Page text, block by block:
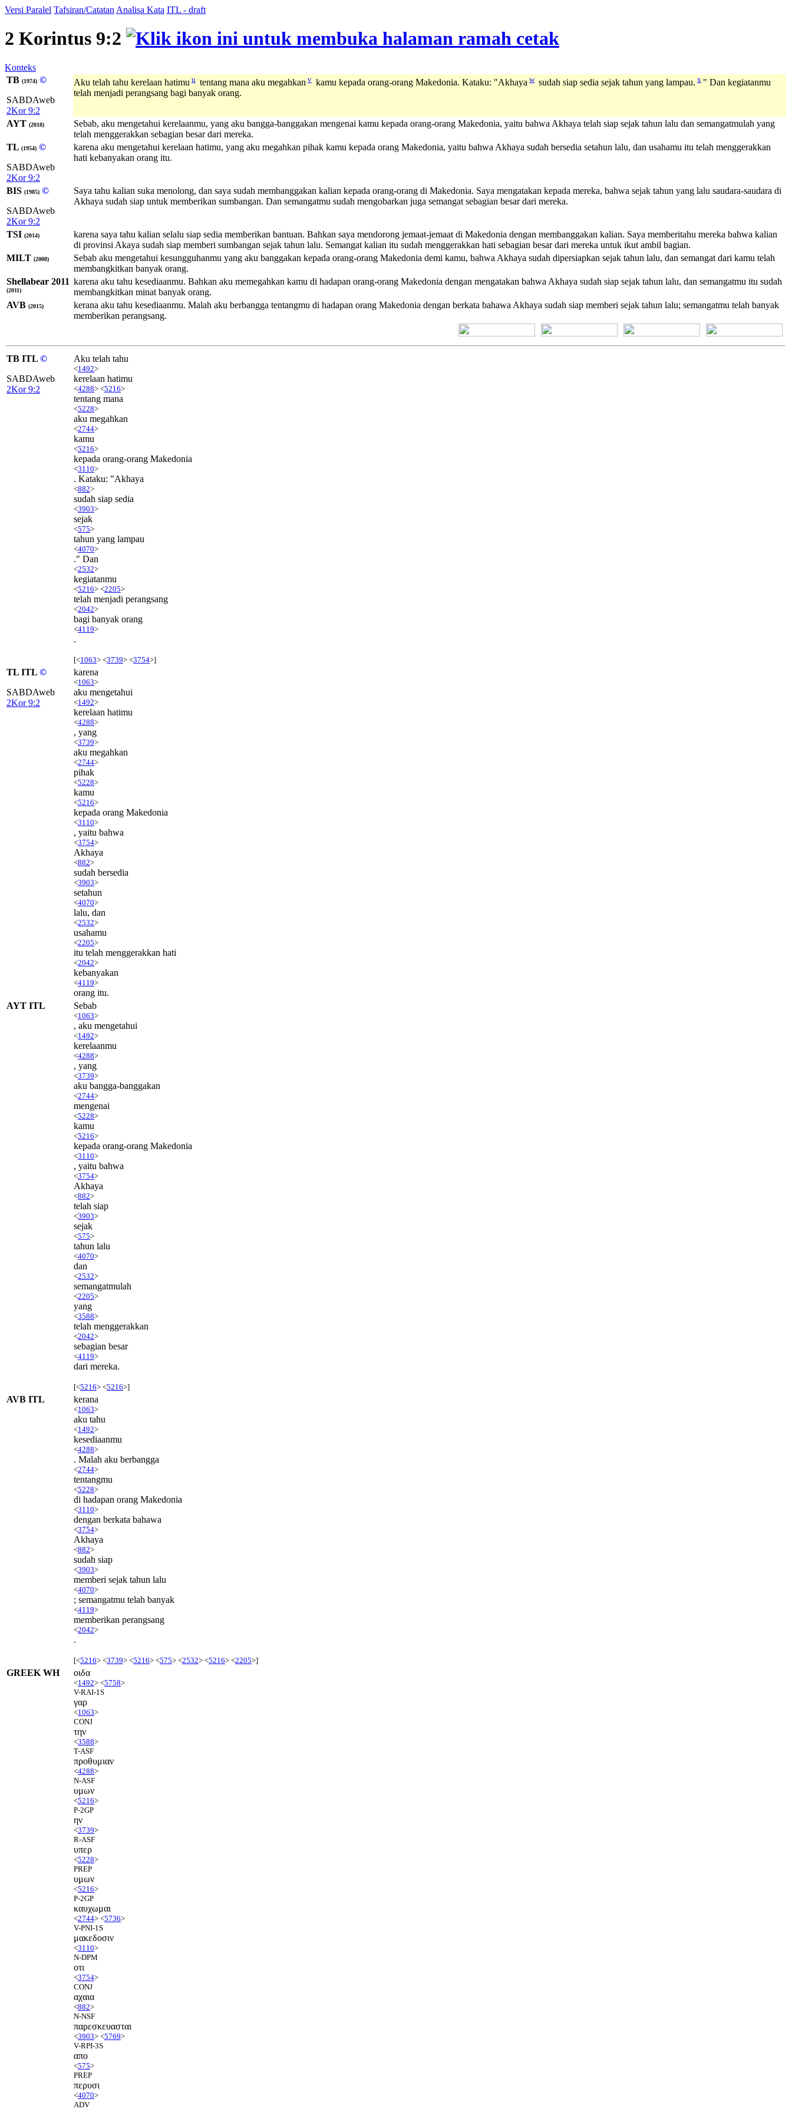
Versi Paralel Tafsiran/Catatan Analisa Kata ITL - draft
2 Korintus 9:2
Konteks
TB (1974) ©
SABDAweb
2Kor 9:2
Aku telah tahu kerelaan hatimu u tentang mana aku megahkan v kamu kepada orang-orang Makedonia. Kataku: "Akhaya w sudah siap sedia sejak tahun yang lampau. x " Dan kegiatanmu
telah menjadi perangsang bagi banyak orang.
AYT (2018)
Sebab, aku mengetahui kerelaanmu, yang aku bangga-banggakan mengenai kamu kepada orang-orang Makedonia, yaitu bahwa Akhaya telah siap sejak tahun lalu dan semangatmulah yang
telah menggerakkan sebagian besar dari mereka.
TL (1954) ©
SABDAweb
2Kor 9:2
karena aku mengetahui kerelaan hatimu, yang aku megahkan pihak kamu kepada orang Makedonia, yaitu bahwa Akhaya sudah bersedia setahun lalu, dan usahamu itu telah menggerakkan
hati kebanyakan orang itu.
BIS (1985) ©
SABDAweb
2Kor 9:2
Saya tahu kalian suka menolong, dan saya sudah membanggakan kalian kepada orang-orang di Makedonia. Saya mengatakan kepada mereka, bahwa sejak tahun yang lalu saudara-saudara di
Akhaya sudah siap untuk memberikan sumbangan. Dan semangatmu sudah mengobarkan juga semangat sebagian besar dari mereka.
TSI (2014)
karena saya tahu kalian selalu siap sedia memberikan bantuan. Bahkan saya mendorong jemaat-jemaat di Makedonia dengan membanggakan kalian. Saya memberitahu mereka bahwa kalian
di provinsi Akaya sudah siap memberi sumbangan sejak tahun lalu. Semangat kalian itu sudah menggerakkan hati sebagian besar dari mereka untuk ikut ambil bagian.
MILT (2008)
Sebab aku mengetahui kesungguhanmu yang aku banggakan kepada orang-orang Makedonia demi kamu, bahwa Akhaya sudah dipersiapkan sejak tahun lalu, dan semangat dari kamu telah
membangkitkan banyak orang.
Shellabear 2011
(2011)
karena aku tahu kesediaanmu. Bahkan aku memegahkan kamu di hadapan orang-orang Makedonia dengan mengatakan bahwa Akhaya sudah siap sejak tahun lalu, dan semangatmu itu sudah
membangkitkan minat banyak orang.
AVB (2015)
kerana aku tahu kesediaanmu. Malah aku berbangga tentangmu di hadapan orang Makedonia dengan berkata bahawa Akhaya sudah siap memberi sejak tahun lalu; semangatmu telah banyak
memberikan perangsang.
TB ITL ©
SABDAweb
2Kor 9:2
Aku telah tahu
<1492>
kerelaan hatimu
<4288> <5216>
tentang mana
<5228>
aku megahkan
<2744>
kamu
<5216>
kepada orang-orang Makedonia
<3110>
. Kataku: "Akhaya
<882>
sudah siap sedia
<3903>
sejak
<575>
tahun yang lampau
<4070>
." Dan
<2532>
kegiatanmu
<5216> <2205>
telah menjadi perangsang
<2042>
bagi banyak orang
<4119>
.
[<1063> <3739> <3754>]
TL ITL ©
SABDAweb
2Kor 9:2
karena
<1063>
aku mengetahui
<1492>
kerelaan hatimu
<4288>
, yang
<3739>
aku megahkan
<2744>
pihak
<5228>
kamu
<5216>
kepada orang Makedonia
<3110>
, yaitu bahwa
<3754>
Akhaya
<882>
sudah bersedia
<3903>
setahun
<4070>
lalu, dan
<2532>
usahamu
<2205>
itu telah menggerakkan hati
<2042>
kebanyakan
<4119>
orang itu.
AYT ITL
Sebab
<1063>
, aku mengetahui
<1492>
kerelaanmu
<4288>
, yang
<3739>
aku bangga-banggakan
<2744>
mengenai
<5228>
kamu
<5216>
kepada orang-orang Makedonia
<3110>
, yaitu bahwa
<3754>
Akhaya
<882>
telah siap
<3903>
sejak
<575>
tahun lalu
<4070>
dan
<2532>
semangatmulah
<2205>
yang
<3588>
telah menggerakkan
<2042>
sebagian besar
<4119>
dari mereka.
[<5216> <5216>]
AVB ITL kerana
<1063>
aku tahu
<1492>
kesediaanmu
<4288>
. Malah aku berbangga
<2744>
tentangmu
<5228>
di hadapan orang Makedonia
<3110>
dengan berkata bahawa
<3754>
Akhaya
<882>
sudah siap
<3903>
memberi sejak tahun lalu
<4070>
; semangatmu telah banyak
<4119>
memberikan perangsang
<2042>
.
[<5216> <3739> <5216> <575> <2532> <5216> <2205>]
GREEK WH οιδα
<1492> <5758>
V-RAI-1S
γαρ
<1063>
CONJ
την
<3588>
T-ASF
προθυμιαν
<4288>
N-ASF
υμων
<5216>
P-2GP
ην
<3739>
R-ASF
υπερ
<5228>
PREP
υμων
<5216>
P-2GP
καυχωμαι
<2744> <5736>
V-PNI-1S
μακεδοσιν
<3110>
N-DPM
οτι
<3754>
CONJ
αχαια
<882>
N-NSF
παρεσκευασται
<3903> <5769>
V-RPI-3S
απο
<575>
PREP
περυσι
<4070>
ADV